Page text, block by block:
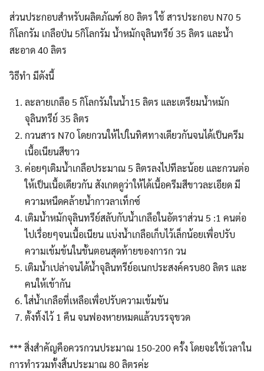
Search
for:
ส่วนประกอบสำหรับผลิตภัณฑ์ 80 ลิตร ใช้ สารประกอบ N70 5
กิโลกรัม เกลือป่น 5กิโลกรัม น้ำหมักจุลินทรีย์ 35 ลิตร และน้ำ
สะอาด 40 ลิตร
วิธีทำ มีดังนี้
ละลายเกลือ 5 กิโลกรัมในน้ำ15 ลิตร และเตรียมน้ำหมัก
จุลินทรีย์ 35 ลิตร
กวนสาร N70 โดยกวนให้ไปในทิศทางเดียวกันจนได้เป็นครีม
เนื้อเนียนสีขาว
ค่อยๆเติมน้ำเกลือประมาณ 5 ลิตรลงไปทีละน้อย และกวนต่อ
ให้เป็นเนื้อเดียวกัน สังเกตดูว่าให้ได้เนื้อครีมสีขาวละเอียด มี
ความหนืดคล้ายน้ำกาวลาเท็กซ์
เติมน้ำหมักจุลินทรีย์สลับกับน้ำเกลือในอัตราส่วน 5 :1 คนต่อ
ไปเรื่อยๆจนเนื้อเนียน แบ่งน้ำเกลือเก็บไว้เล็กน้อยเพื่อปรับ
ความเข้มข้นในขั้นตอนสุดท้ายของการก วน
เติมน้ำเปล่าจนได้น้ำจุลินทรีย์อเนกประสงค์ครบ80 ลิตร และ
คนให้เข้ากัน
ใส่น้ำเกลือที่เหลือเพื่อปรับความเข้มขัน
ตั้งทิ้งไว้ 1 คืน จนฟองหายหมดแล้วบรรจุขวด
*** สิ่งสำคัญคือควรกวนประมาณ 150-200 ครั้ง โดยจะใช้เวลาใน
การทำรวมทั้งสิ้นประมาณ 80 ลิตรค่ะ